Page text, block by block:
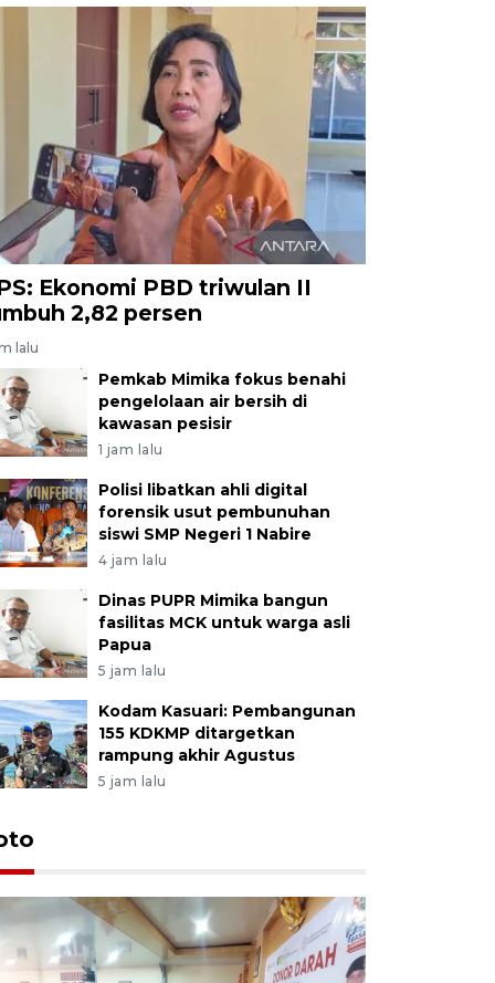
Ekonomi PBD triwulan II
2,82 persen
lalu
Pemkab Mimika fokus benahi
pengelolaan air bersih di
kawasan pesisir
1 jam lalu
Polisi libatkan ahli digital
forensik usut pembunuhan
siswi SMP Negeri 1 Nabire
4 jam lalu
Dinas PUPR Mimika bangun
fasilitas MCK untuk warga asli
Papua
5 jam lalu
Kodam Kasuari: Pembangunan
155 KDKMP ditargetkan
rampung akhir Agustus
5 jam lalu